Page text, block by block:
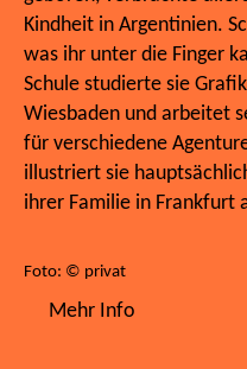
Kindheit in Argentinien.
was ihr unter die Finger
Schule studierte sie
Wiesbaden und arbeitet
für verschiedene
illustriert sie
ihrer Familie in Frankfurt
Foto: © privat
Mehr Info